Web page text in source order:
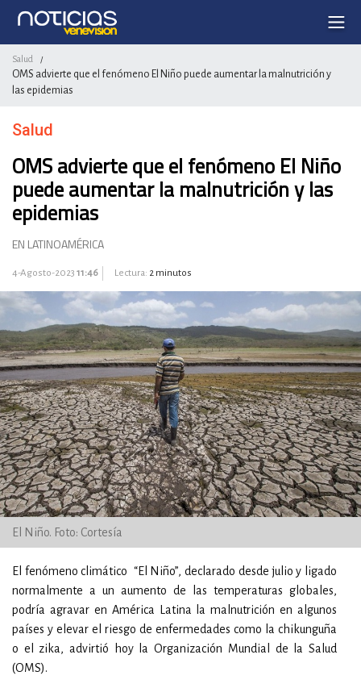
Salud /
OMS advierte que el fenómeno El Niño puede aumentar la malnutrición y
las epidemias
Salud
OMS advierte que el fenómeno El Niño
puede aumentar la malnutrición y las
epidemias
EN LATINOAMÉRICA
4-Agosto-2023 11:46 Lectura: 2 minutos
El Niño. Foto: Cortesía
El fenómeno climático “El Niño”, declarado desde julio y ligado
normalmente a un aumento de las temperaturas globales,
podría agravar en América Latina la malnutrición en algunos
países y elevar el riesgo de enfermedades como la chikunguña
o el zika, advirtió hoy la Organización Mundial de la Salud
(OMS).